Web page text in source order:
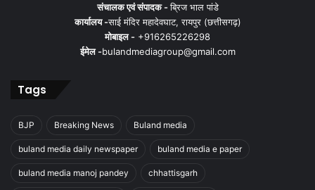
संचालक एवं संपादक -ब्रिज भाल पांडे
कार्यालय -साई मंदिर महादेवघाट, रायपुर (छत्तीसगढ़)
मोबाइल - +916265226298
ईमेल -bulandmediagroup@gmail.com
Tags
BJP Breaking News Buland media
buland media daily newspaper buland media e paper
buland media manoj pandey chhattisgarh